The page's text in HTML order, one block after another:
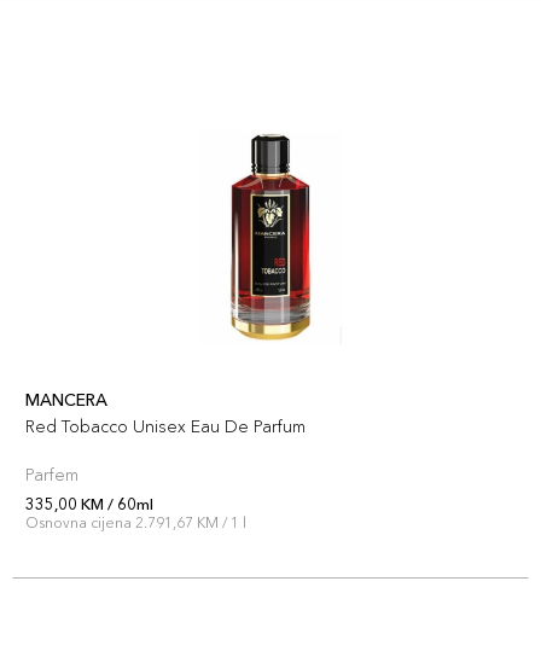
MANCERA
Red Tobacco Unisex Eau De Parfum
Parfem
335,00 KM / 60ml
Osnovna cijena 2.791,67 KM / 1 l